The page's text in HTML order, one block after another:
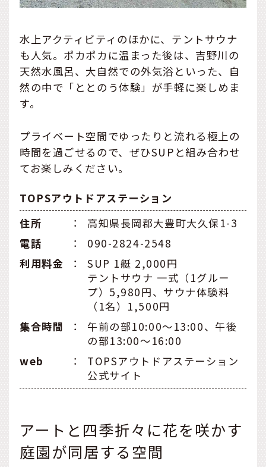
水上アクティビティのほかに、テントサウナ
も人気。ポカポカに温まった後は、吉野川の
天然水風呂、大自然での外気浴といった、自
然の中で「ととのう体験」が手軽に楽しめま
す。
プライベート空間でゆったりと流れる極上の
時間を過ごせるので、ぜひSUPと組み合わせ
てお楽しみください。
TOPSアウトドアステーション
住所
：
高知県長岡郡大豊町大久保1-3
電話
：
090-2824-2548
利用料金
：
SUP 1艇 2,000円
テントサウナ 一式（1グルー
プ）5,980円、サウナ体験料
（1名）1,500円
集合時間
：
午前の部10:00～13:00、午後
の部13:00～16:00
web
：
TOPSアウトドアステーション
公式サイト
アートと四季折々に花を咲かす
庭園が同居する空間